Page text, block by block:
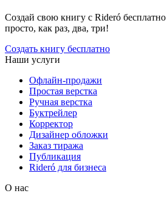
Создай свою книгу с Rideró
просто, как раз, два, три!
Создать книгу бесплатно
Наши услуги
Офлайн-продажи
Простая верстка
Ручная верстка
Буктрейлер
Корректор
Дизайнер обложки
Заказ тиража
Публикация
Rideró для бизнеса
О нас